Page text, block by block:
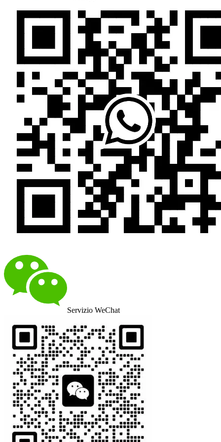
Servizio WeChat